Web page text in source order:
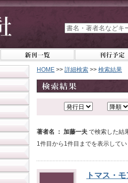
HOME >> 詳細検索 >> 検索結果
著者名 ： 加藤一夫 で検索した結
1件目から1件目までを表示して
トマス・